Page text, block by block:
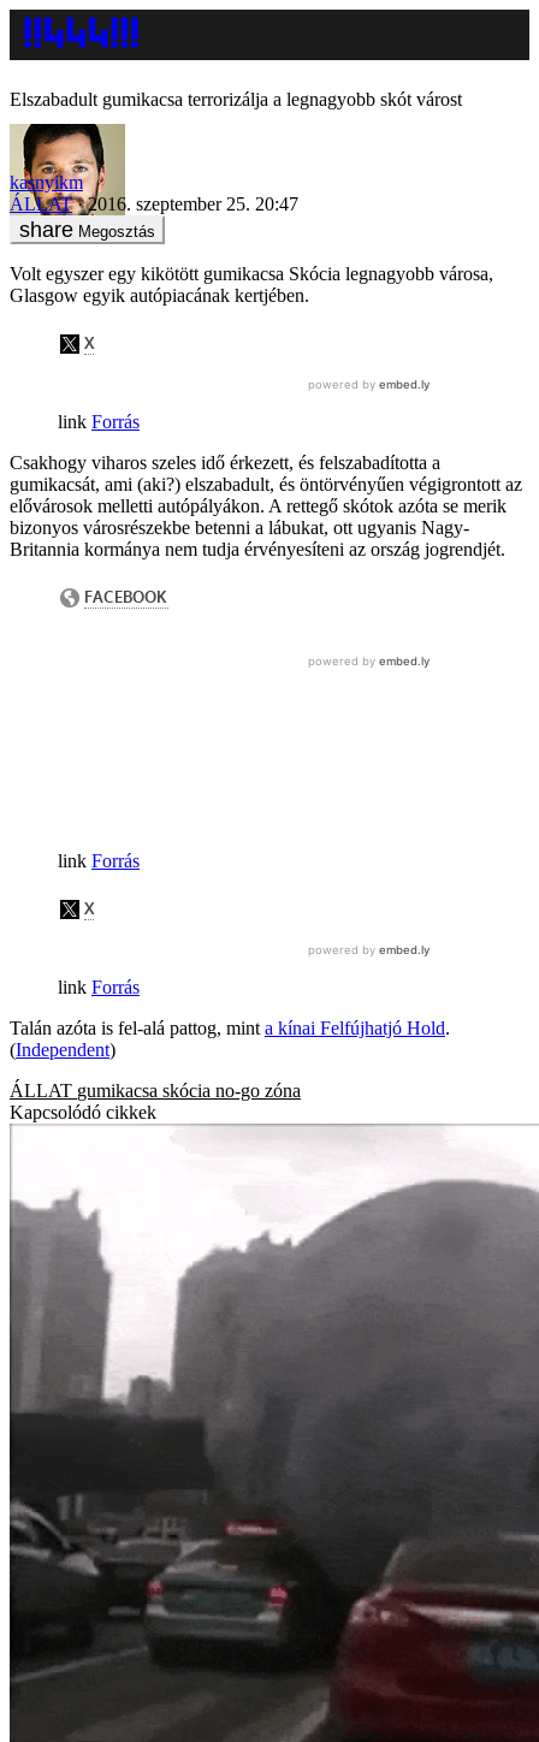
Elszabadult gumikacsa terrorizálja a legnagyobb skót várost
kasnyikm
ÁLLAT
2016. szeptember 25. 20:47
Megosztás
Volt egyszer egy kikötött gumikacsa Skócia legnagyobb városa,
Glasgow egyik autópiacának kertjében.
Forrás
Csakhogy viharos szeles idő érkezett, és felszabadította a
gumikacsát, ami (aki?) elszabadult, és öntörvényűen végigrontott az
elővárosok melletti autópályákon. A rettegő skótok azóta se merik
bizonyos városrészekbe betenni a lábukat, ott ugyanis Nagy-
Britannia kormánya nem tudja érvényesíteni az ország jogrendjét.
Forrás
Forrás
Talán azóta is fel-alá pattog, mint a kínai Felfújhatjó Hold.
(Independent)
ÁLLAT gumikacsa skócia no-go zóna
Kapcsolódó cikkek